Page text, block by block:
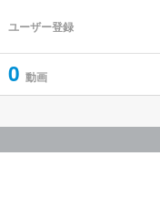
ユーザー登録
0 動画